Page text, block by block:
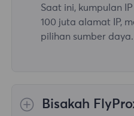
Saat ini, kumpulan
100 juta alamat IP,
pilihan sumber daya.
Bisakah